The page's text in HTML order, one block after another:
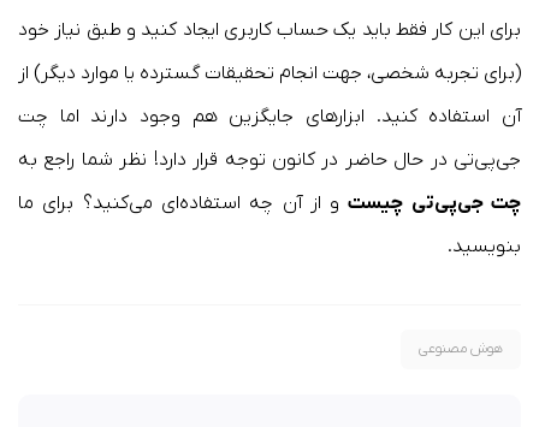
برای این کار فقط باید یک حساب کاربری ایجاد کنید و طبق نیاز خود
(برای تجربه شخصی، جهت انجام تحقیقات گسترده یا موارد دیگر) از
آن استفاده کنید. ابزار‌های جایگزین هم وجود دارند اما چت
جی‌پی‌تی در حال حاضر در کانون توجه قرار دارد! نظر شما راجع به
چت جی‌پی‌تی چیستو از آن چه استفاده‌ای می‌کنید؟ برای ما
بنویسید.
هوش مصنوعی